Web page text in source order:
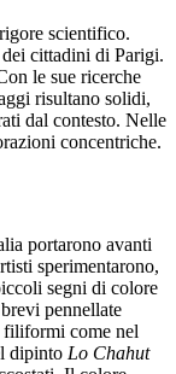
scientifico.
cittadini di Parigi.
le sue ricerche
risultano solidi,
dal contesto. Nelle
concentriche.
portarono avanti
sperimentarono,
segni di colore
pennellate
come nel
dipinto Lo Chahut